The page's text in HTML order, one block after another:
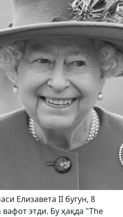
Елизавета II бугун, 8
этди. Бу ҳақда "The